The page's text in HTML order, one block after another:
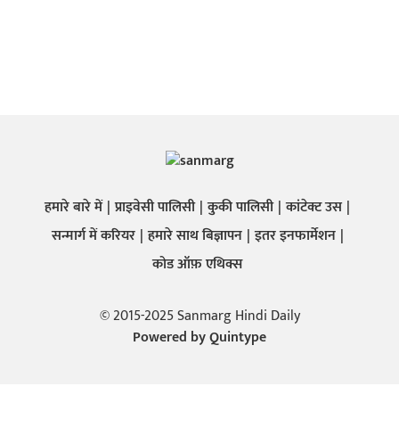
हमारे बारे में प्राइवेसी पालिसी कुकी पालिसी कांटेक्ट उस
सन्मार्ग में करियर हमारे साथ बिज्ञापन इतर इनफार्मेशन
कोड ऑफ़ एथिक्स
© 2015-2025 Sanmarg Hindi Daily
Powered byQuintype